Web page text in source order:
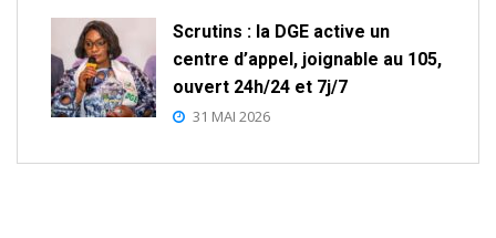
Scrutins : la DGE active un
centre d’appel, joignable au 105,
ouvert 24h/24 et 7j/7
31 MAI 2026